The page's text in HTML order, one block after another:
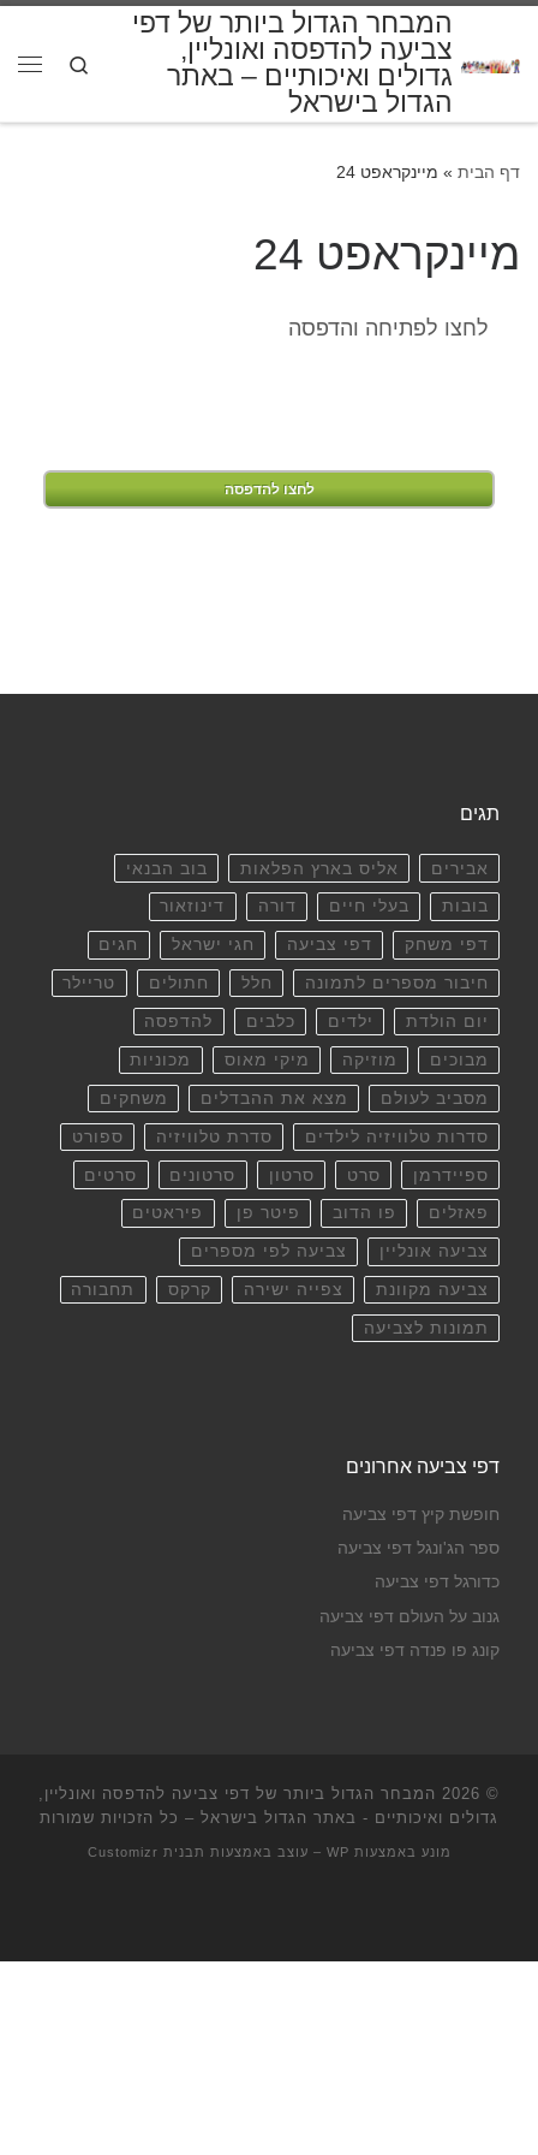
המבחר הגדול ביותר של דפי
צביעה להדפסה ואונליין,
גדולים ואיכותיים – באתר
הגדול בישראל
Search
דף הבית » מיינקראפט 24
מיינקראפט 24
לחצו לפתיחה והדפסה
לחצו להדפסה
תגים
אבירים אליס בארץ הפלאות בוב הבנאי
בובות בעלי חיים דורה דינוזאור
דפי משחק דפי צביעה חגי ישראל חגים
חיבור מספרים לתמונה חלל חתולים טריילר
יום הולדת ילדים כלבים להדפסה
מבוכים מוזיקה מיקי מאוס מכוניות
מסביב לעולם מצא את ההבדלים משחקים
סדרות טלוויזיה לילדים סדרת טלוויזיה ספורט
ספיידרמן סרט סרטון סרטונים סרטים
פאזלים פו הדוב פיטר פן פיראטים
צביעה אונליין צביעה לפי מספרים
צביעה מקוונת צפייה ישירה קרקס תחבורה
תמונות לצביעה
דפי צביעה אחרונים
חופשת קיץ דפי צביעה
ספר הג'ונגל דפי צביעה
כדורגל דפי צביעה
גנוב על העולם דפי צביעה
קונג פו פנדה דפי צביעה
© 2026
המבחר הגדול ביותר של דפי צביעה להדפסה ואונליין,
גדולים ואיכותיים - באתר הגדול בישראל – כל הזכויות שמורות
מונע באמצעות WP – עוצב באמצעות תבנית Customizr